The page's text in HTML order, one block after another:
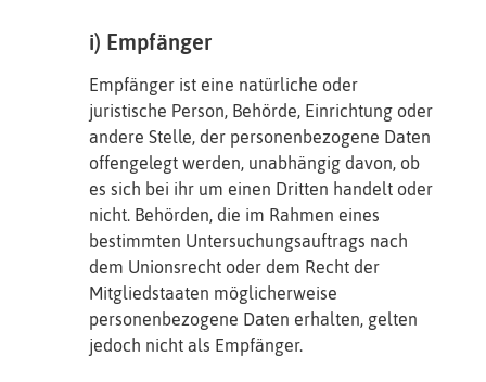
i) Empfänger
Empfänger ist eine natürliche oder
juristische Person, Behörde, Einrichtung oder
andere Stelle, der personenbezogene Daten
offengelegt werden, unabhängig davon, ob
es sich bei ihr um einen Dritten handelt oder
nicht. Behörden, die im Rahmen eines
bestimmten Untersuchungsauftrags nach
dem Unionsrecht oder dem Recht der
Mitgliedstaaten möglicherweise
personenbezogene Daten erhalten, gelten
jedoch nicht als Empfänger.